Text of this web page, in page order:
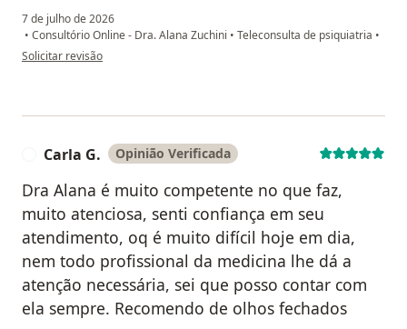
7 de julho de 2026
• Consultório Online - Dra. Alana Zuchini • Teleconsulta de psiquiatria •
na opinião do utilizador A.C
Solicitar revisão
Carla G. Opinião Verificada
Dra Alana é muito competente no que faz,
muito atenciosa, senti confiança em seu
atendimento, oq é muito difícil hoje em dia,
nem todo profissional da medicina lhe dá a
atenção necessária, sei que posso contar com
ela sempre. Recomendo de olhos fechados